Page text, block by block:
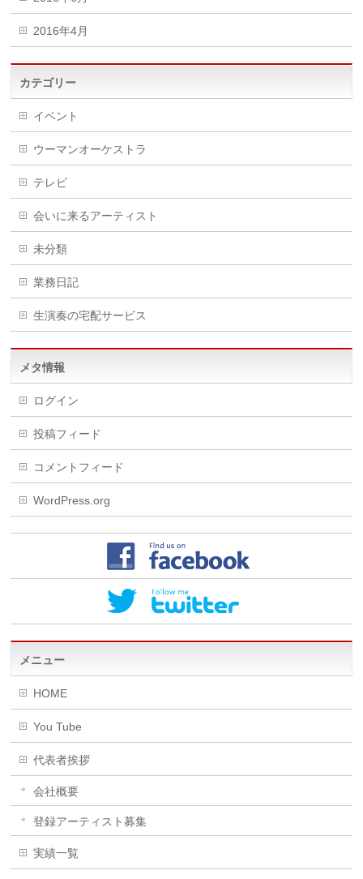
2016年4月
カテゴリー
イベント
ウーマンオーケストラ
テレビ
会いに来るアーティスト
未分類
業務日記
生演奏の宅配サービス
メタ情報
ログイン
投稿フィード
コメントフィード
WordPress.org
メニュー
HOME
You Tube
代表者挨拶
会社概要
登録アーティスト募集
実績一覧